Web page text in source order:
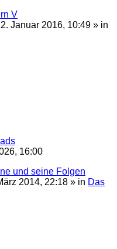
V
Januar 2016, 10:49 » in
16:00
und seine Folgen
2014, 22:18 » in Das